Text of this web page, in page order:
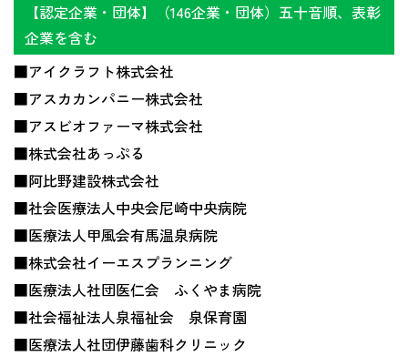
【認定企業・団体】（146企業・団体）五十音順、表彰
企業を含む
■アイクラフト株式会社
■アスカカンパニー株式会社
■アスビオファーマ株式会社
■株式会社あっぷる
■阿比野建設株式会社
■社会医療法人中央会尼崎中央病院
■医療法人甲風会有馬温泉病院
■株式会社イーエスプランニング
■医療法人社団医仁会 ふくやま病院
■社会福祉法人泉福祉会 泉保育園
■医療法人社団伊藤歯科クリニック